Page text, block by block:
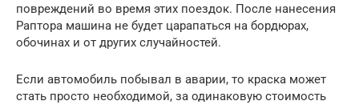
повреждений во время этих поездок. После нанесения
Раптора машина не будет царапаться на бордюрах,
обочинах и от других случайностей.
Если автомобиль побывал в аварии, то краска может
стать просто необходимой, за одинаковую стоимость